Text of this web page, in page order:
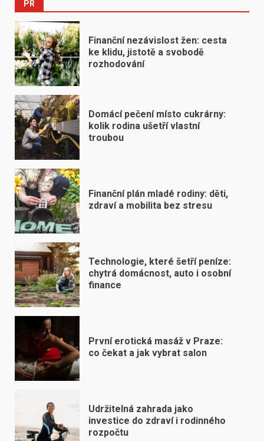
PR
Finanční nezávislost žen: cesta
ke klidu, jistotě a svobodě
rozhodování
Domácí pečení místo cukrárny:
kolik rodina ušetří vlastní
troubou
Finanční plán mladé rodiny: děti,
zdraví a mobilita bez stresu
Technologie, které šetří peníze:
chytrá domácnost, auto i osobní
finance
První erotická masáž v Praze:
co čekat a jak vybrat salon
Udržitelná zahrada jako
investice do zdraví i rodinného
rozpočtu